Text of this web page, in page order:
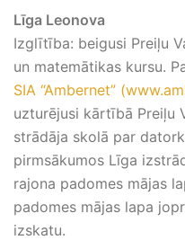
Līga Leonova
Izglītība: beigusi Preiļu
un matemātikas kursu.
SIA “Ambernet”
uzturējusi kārtībā Preiļu
strādāja skolā par
pirmsākumos Līga
rajona padomes mājas
padomes mājas lapa
izskatu.